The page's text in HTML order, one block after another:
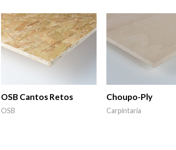
OSB Cantos Retos
OSB
Choupo-Ply
Carpintaria